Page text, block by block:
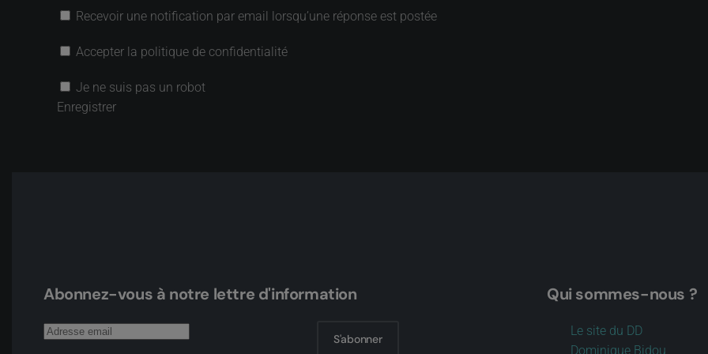
Recevoir une notification par email lorsqu’une réponse est postée
Accepter la politique de confidentialité
Je ne suis pas un robot
Enregistrer
Abonnez-vous à notre lettre d'information
S'abonner
Qui sommes-nous ?
Le site du DD
Dominique Bidou